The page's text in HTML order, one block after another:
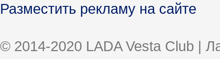
Разместить рекламу на сайте
© 2014-2020 LADA Vesta Club |